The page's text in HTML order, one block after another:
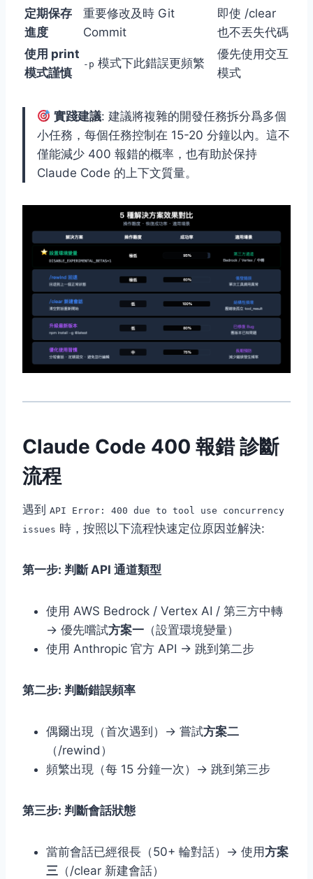
定期保存
進度
重要修改及時 Git
Commit
即使 /clear
也不丟失代碼
使用 print
模式謹慎
-p 模式下此錯誤更頻繁
優先使用交互
模式
實踐建議: 建議將複雜的開發任務拆分爲多個
小任務，每個任務控制在 15-20 分鐘以內。這不
僅能減少 400 報錯的概率，也有助於保持
Claude Code 的上下文質量。
Claude Code 400 報錯 診斷
流程
遇到 API Error: 400 due to tool use concurrency
issues 時，按照以下流程快速定位原因並解決:
第一步: 判斷 API 通道類型
使用 AWS Bedrock / Vertex AI / 第三方中轉
→ 優先嚐試方案一 （設置環境變量）
使用 Anthropic 官方 API → 跳到第二步
第二步: 判斷錯誤頻率
偶爾出現（首次遇到）→ 嘗試方案二
（/rewind）
頻繁出現（每 15 分鐘一次）→ 跳到第三步
第三步: 判斷會話狀態
當前會話已經很長（50+ 輪對話）→ 使用方案
三 （/clear 新建會話）